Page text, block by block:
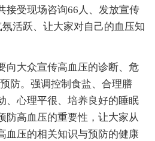
接受现场咨询66人、发放宣传
活跃、让大家对自己的血压知
向大众宣传高血压的诊断、危
防。强调控制食盐、合理膳
、心理平很、培养良好的睡眠
高血压的重要性，让大家从
血压的相关知识与预防的健康